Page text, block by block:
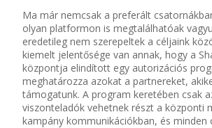
Ma már nemcsak a preferált
olyan platformon is megtalálhatóak
eredetileg nem szerepeltek a céljaink
kiemelt jelentősége van annak, hogy a
központja elindított egy autorizációs
meghatározza azokat a partnereket,
támogatunk. A program keretében csak
viszonteladók vehetnek részt a központi
kampány kommunikációkban, és minden